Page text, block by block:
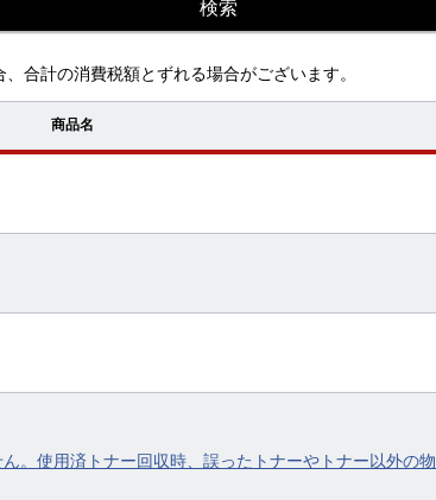
合計の消費税額とずれる場合がございます。
商品名
。使用済トナー回収時、誤ったトナーやトナー以外の